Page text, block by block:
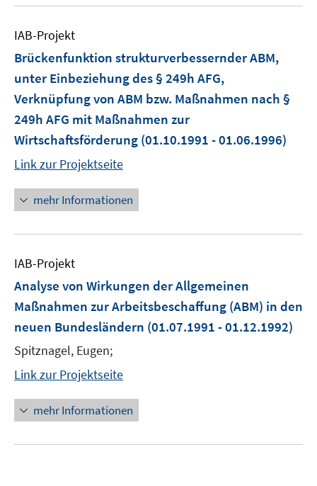
IAB-Projekt
Brückenfunktion strukturverbessernder ABM,
unter Einbeziehung des § 249h AFG,
Verknüpfung von ABM bzw. Maßnahmen nach §
249h AFG mit Maßnahmen zur
Wirtschaftsförderung (01.10.1991 - 01.06.1996)
Link zur Projektseite
mehr Informationen
IAB-Projekt
Analyse von Wirkungen der Allgemeinen
Maßnahmen zur Arbeitsbeschaffung (ABM) in den
neuen Bundesländern (01.07.1991 - 01.12.1992)
Spitznagel, Eugen;
Link zur Projektseite
mehr Informationen